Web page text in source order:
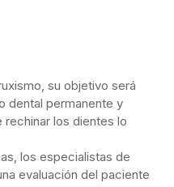
su objetivo será
dental permanente y
los dientes lo
los especialistas de
evaluación del paciente